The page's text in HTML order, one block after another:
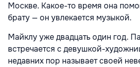
Москве. Какое-то время она
брату — он увлекается музыкой.
Майклу уже двадцать один год.
встречается с девушкой-
недавних пор называет своей